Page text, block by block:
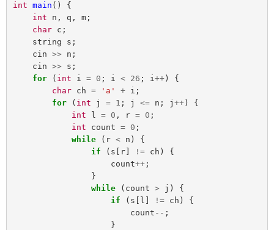
int main ()
{
int
n , q , m ;
char c ;
string
s ;
cin >> n ;
cin >> s ;
for
( int i = 0 ; i < 26 ; i++ )
{
char ch = 'a' + i ;
for
( int j = 1 ; j <= n ; j ++ )
{
int
l = 0 , r = 0 ;
int
count = 0 ;
while
( r < n )
{
if
( s r != ch )
{
count++ ;
}
while
( count > j )
{
if
( s l != ch )
{
count -- ;
}